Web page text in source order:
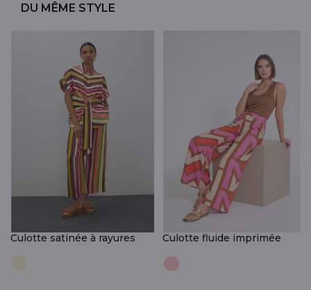
DU MÊME STYLE
Culotte satinée à rayures Culotte fluide imprimée